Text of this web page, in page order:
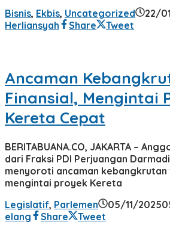
Bisnis, Ekbis, Uncategorized 22/
Herliansyah
Share Tweet
Ancaman
Finansial, Mengintai
Kereta Cepat
BERITABUANA.CO, JAKARTA –
dari Fraksi PDI Perjuangan
menyoroti ancaman kebangkrutan
mengintai proyek Kereta
Legislatif, Parlemen 05/11/2025
elang
Share Tweet